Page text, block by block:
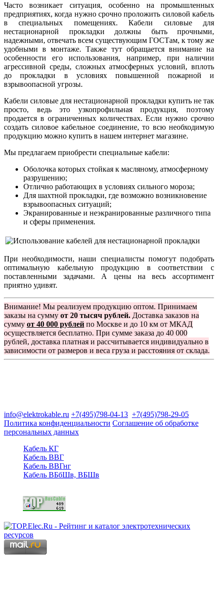
Часто возникает ситуация, особенно на промышленных
предприятиях, когда нужно срочно проложить силовой кабель
в специальных помещениях. Кабели силовые для
нестационарной прокладки должны быть прочными,
надежными, отвечать всем существующим ГОСТам, к тому же
удобными в монтаже. Также тут обращается внимание на
особенности его использования, например, при наличии
агрессивной среды, сложных атмосферных условий, вплоть
до прокладки в условиях повышенной пожарной и
взрывоопасной угрозы.
Кабели силовые для нестационарной прокладки купить не так
просто, ведь это узкопрофильная продукция, поэтому
продается в ограниченных количествах. Если нужно срочно
создать силовое кабельное соединение, то всю необходимую
продукцию можно купить в нашем интернет магазине.
Мы предлагаем приобрести специальные кабели:
Оболочка которых стойкая к масляному, атмосферному
разрушению;
Отлично работающих в условиях сильного мороза;
Для шахтной прокладки, где возможно возникновение
взрывоопасных ситуаций;
Экранированные и неэкранированные различного типа
и сферы применения.
При необходимости, наши специалисты помогут подобрать
оптимальную кабельную продукцию в соответствии с
поставленными задачами. А цены на весь ассортимент
приятно удивят.
Внимание! Мы реализуем продукцию оптом. Принимаем
заказы на сумму от 20 тысяч рублей. Доставка заказов на
сумму от 40 000 рублей по Москве и до 10 км от МКАД
осуществляется бесплатно. При сумме заказа до 40 000
рублей, доставка платная и рассчитывается индивидуально в
зависимости от размеров и веса груза и расстояния от склада.
info@elektrokable.ru +7(495)798-04-13 +7(495)798-29-05
Политика конфиденциальности Соглашение об обработке
персональных данных
Кабель КГ
Кабель ВВГ
Кабель ВВГнг
Кабель ВБбШв, ВБШв